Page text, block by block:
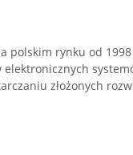
polskim rynku od
złożonych